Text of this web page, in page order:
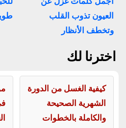
العيون تذوب القلب
وتخطف الأنظار
اخترنا لك
كيفية الغسل من الدورة
الشهرية الصحيحة
والكاملة بالخطوات